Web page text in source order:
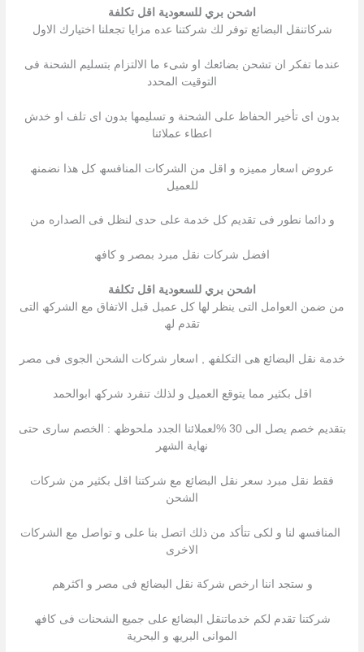
اشحن بري للسعودية اقل تكلفة
شركاتنقل البضائع توفر لك شركتنا عده مزایا تجعلنا اختیارك الاول
عندما تفكر ان تشحن بضائعك او شىء ما الالتزام بتسلیم الشحنة فى
التوقیت المحدد
بدون اى تأخیر الحفاظ على الشحنة و تسلیمھا بدون اى تلف او خدش
اعطاء عملائنا
عروض اسعار ممیزه و اقل من الشركات المنافسھ كل ھذا نضمنھ
للعمیل
و دائما نطور فى تقدیم كل خدمة على حدى لنظل فى الصداره من
افضل شركات نقل مبرد بمصر و كافھ
اشحن بري للسعودية اقل تكلفة
من ضمن العوامل التى ینظر لھا كل عمیل قبل الاتفاق مع الشركھ التى
تقدم لھ
خدمة نقل البضائع ھى التكلفھ , اسعار شركات الشحن الجوى فى مصر
اقل بكثیر مما یتوقع العمیل و لذلك تنفرد شركھ ابوالحمد
بتقدیم خصم یصل الى 30 %لعملائنا الجدد ملحوظھ : الخصم سارى حتى
نھایة الشھر
فقط نقل مبرد سعر نقل البضائع مع شركتنا اقل بكثیر من شركات
الشحن
المنافسھ لنا و لكى تتأكد من ذلك اتصل بنا على و تواصل مع الشركات
الاخرى
و ستجد اننا ارخص شركة نقل البضائع فى مصر و اكثرھم
شركتنا تقدم لكم خدماتنقل البضائع على جمیع الشحنات فى كافھ
الموانى البریھ و البحریة